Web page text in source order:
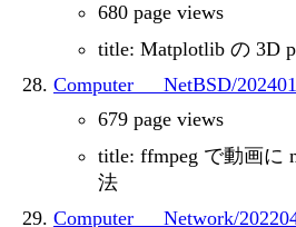
680 page views
title: Matplotlib の 3D
Computer___NetBSD/
679 page views
title: ffmpeg で動画に
法
Computer___Network/